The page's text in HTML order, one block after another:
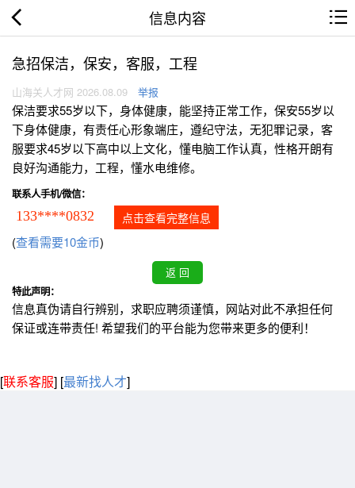
信息内容
急招保洁，保安，客服，工程
山海关人才网 2026.08.09 举报
保洁要求55岁以下，身体健康，能坚持正常工作，保安55岁以
下身体健康，有责任心形象端庄，遵纪守法，无犯罪记录，客
服要求45岁以下高中以上文化，懂电脑工作认真，性格开朗有
良好沟通能力，工程，懂水电维修。
联系人手机/微信：
133****0832 点击查看完整信息
(查看需要10金币)
特此声明：
信息真伪请自行辨别，求职应聘须谨慎，网站对此不承担任何
保证或连带责任! 希望我们的平台能为您带来更多的便利！
[联系客服] [最新找人才]